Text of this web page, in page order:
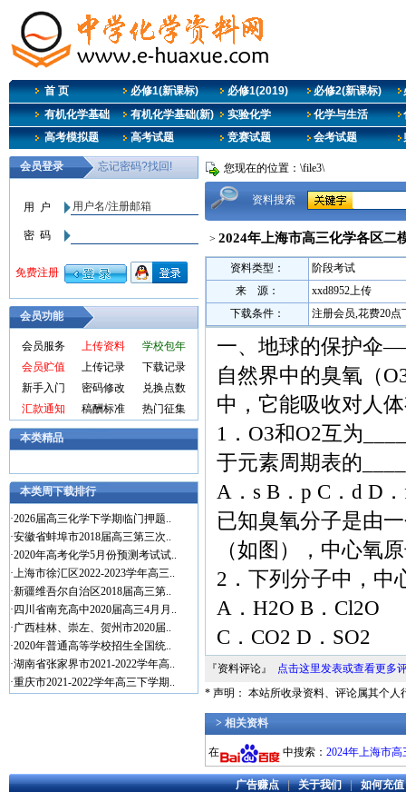
首 页 必修1(新课标) 必修1(2019) 必修2(新课标)
有机化学基础
有机化学基础(新) 实验化学 化学与生活
高考模拟题
高考试题 竞赛试题 会考试题
会员功能
会员服务 上传资料
学校包年
会员贮值
上传记录
下载记录
新手入门
密码修改
兑换点数
汇款通知
稿酬标准 热门征集
本类精品
本类周下载排行
·2026届高三化学下学期临门押题..
·安徽省蚌埠市2018届高三第三次..
·2020年高考化学5月份预测考试试..
·上海市徐汇区2022-2023学年高三..
·新疆维吾尔自治区2018届高三第..
· 四川省南充高中2020届高三4月月..
·广西桂林、崇左、贺州市2020届..
·2020年普通高等学校招生全国统..
·湖南省张家界市2021-2022学年高..
·重庆市2021-2022学年高三下学期..
您现在的位置：\file3\
资料搜索
> 2024年上海市高三化学各区二
资料类型：
阶段考试
来 源：
xxd8952上传
下载条件：
注册会员,花费20点
一、地球的保护伞
自然界中的臭氧（
中，它能吸收对人
1．O3和O2互为
于元素周期表的
A．s B．p C．d D
已知臭氧分子是由
（如图），中心氧
2．下列分子中，中
A．H2O B．Cl2O
C．CO2 D．SO2
『资料评论』 点击这里发表或查看更多
* 声明： 本站所收录资料、评论属其个人
> 相关资料
在 中搜索： 2024年上海市
广告赚点|关于我们|如何充值